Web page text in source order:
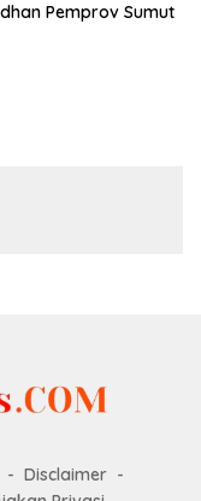
Pemprov Sumut
Disclaimer